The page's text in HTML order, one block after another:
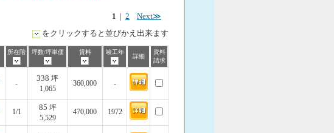
1 2 Next≫
をクリックすると並びかえ出来ます
所在階 坪数/坪単価 賃料 竣工年
詳細
資料
請求
-
338 坪
1,065
360,000 -
1/1
85 坪
5,529
470,000 1972